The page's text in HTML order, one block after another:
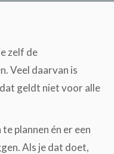
zelf de
Veel daarvan is
geldt niet voor alle
plannen én er een
Als je dat doet,